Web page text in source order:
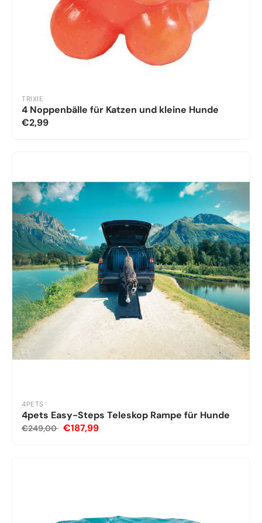
TRIXIE
4 Noppenbälle für Katzen und kleine Hunde
€2,99
4PETS
4pets Easy-Steps Teleskop Rampe für Hunde
€249,00 €187,99